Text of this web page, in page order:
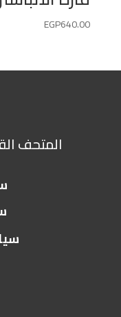
EGP640.00
المتحف